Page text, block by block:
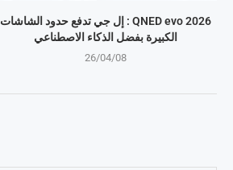
QNED evo 2026 : إل جي تدفع حدود الشاشات
الكبيرة بفضل الذكاء الاصطناعي
26/04/08